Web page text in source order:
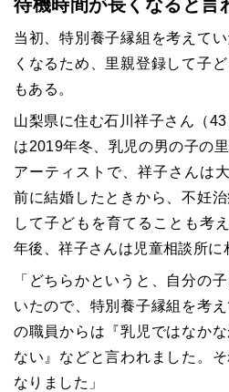
待機時間が長くなると言
当初、特別養子縁組を考えて
くなるため、里親登録して子
もある。
山梨県に住む石川祥子さん（
は2019年冬、乳児の男の子の
アーティストで、祥子さんは
前に結婚したときから、不妊
して子どもを育てることも考
年後、祥子さんは児童相談所に
「どちらかというと、自分の
いたので、特別養子縁組を考
の職員からは『乳児ではなか
ない』などと言われました。
なりました」